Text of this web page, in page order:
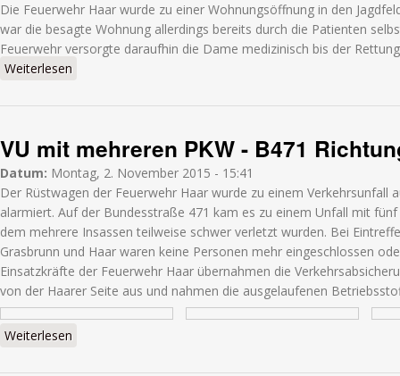
Die Feuerwehr Haar wurde zu einer Wohnungsöffnung in den
war die besagte Wohnung allerdings bereits durch die Patienten
Feuerwehr versorgte daraufhin die Dame medizinisch bis der
Weiterlesen
VU mit mehreren PKW - B471
Datum: Montag, 2. November 2015 - 15:41
Der Rüstwagen der Feuerwehr Haar wurde zu einem Verkehrsunfall
alarmiert. Auf der Bundesstraße 471 kam es zu einem Unfall mit
dem mehrere Insassen teilweise schwer verletzt wurden. Bei
Grasbrunn und Haar waren keine Personen mehr eingeschlossen
Einsatzkräfte der Feuerwehr Haar übernahmen die
von der Haarer Seite aus und nahmen die ausgelaufenen
Weiterlesen